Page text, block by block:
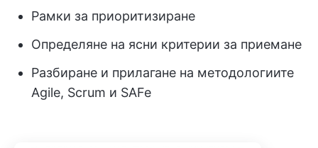
Рамки за приоритизиране
Определяне на ясни критерии за приемане
Разбиране и прилагане на методологиите
Agile, Scrum и SAFe